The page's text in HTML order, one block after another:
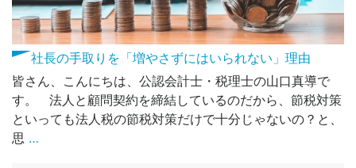
社長の手取りを「増やさずにはいられない」理由
皆さん、こんにちは、公認会計士・税理士の山口真導で
す。 法人と顧問契約を締結しているのだから、節税対策
といっても法人税の節税対策だけで十分じゃないの？と、
思 …